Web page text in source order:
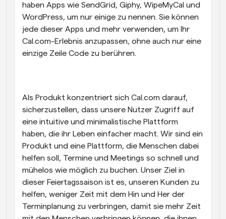
haben Apps wie SendGrid, Giphy, WipeMyCal und
WordPress, um nur einige zu nennen. Sie können
jede dieser Apps und mehr verwenden, um Ihr
Cal.com-Erlebnis anzupassen, ohne auch nur eine
einzige Zeile Code zu berühren.
Als Produkt konzentriert sich Cal.com darauf,
sicherzustellen, dass unsere Nutzer Zugriff auf
eine intuitive und minimalistische Plattform
haben, die ihr Leben einfacher macht. Wir sind ein
Produkt und eine Plattform, die Menschen dabei
helfen soll, Termine und Meetings so schnell und
mühelos wie möglich zu buchen. Unser Ziel in
dieser Feiertagssaison ist es, unseren Kunden zu
helfen, weniger Zeit mit dem Hin und Her der
Terminplanung zu verbringen, damit sie mehr Zeit